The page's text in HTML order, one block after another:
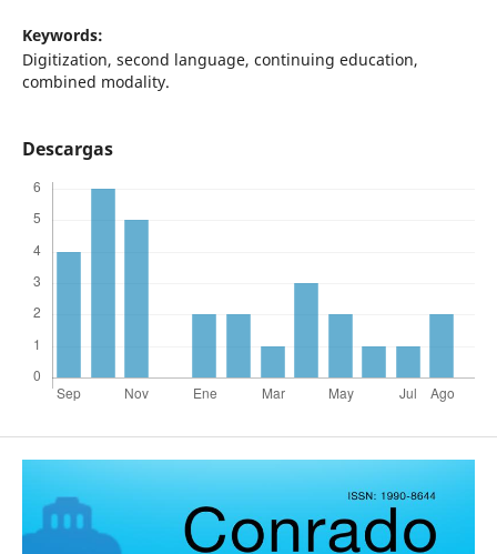
Keywords:
Digitization, second language, continuing education,
combined modality.
Descargas